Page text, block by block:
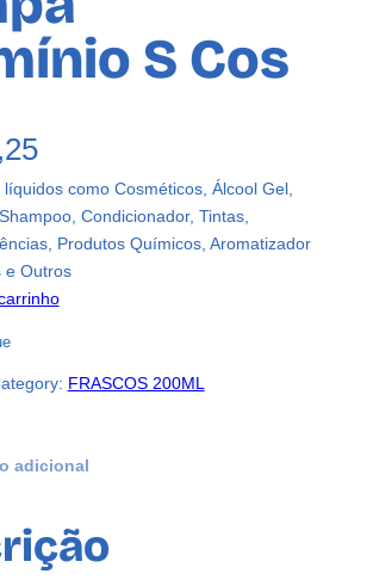
S Cos
como Cosméticos, Álcool Gel,
Condicionador, Tintas,
Produtos Químicos, Aromatizador
e Outros
FRASCOS 200ML
adicional